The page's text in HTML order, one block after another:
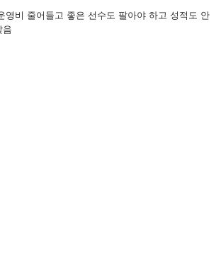
영비 줄어들고 좋은 선수도 팔아야 하고 성적도 안
음